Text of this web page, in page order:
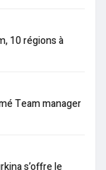
10 régions à
Team manager
s’offre le